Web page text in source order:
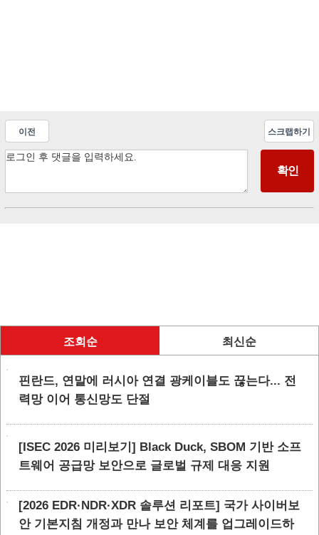
이전 스크랩하기
조회순 최신순
핀란드, 연말에 러시아 연결 광케이블도 끊는다... 전
력망 이어 통신망도 단절
[ISEC 2026 미리보기] Black Duck, SBOM 기반 소프
트웨어 공급망 보안으로 글로벌 규제 대응 지원
[2026 EDR·NDR·XDR 솔루션 리포트] 국가 사이버보
안 기본지침 개정과 만나 보안 체계를 업그레이드하